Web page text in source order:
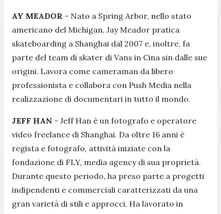
AY MEADOR - Nato a Spring Arbor, nello stato
americano del Michigan, Jay Meador pratica
skateboarding a Shanghai dal 2007 e, inoltre, fa
parte del team di skater di Vans in Cina sin dalle sue
origini. Lavora come cameraman da libero
professionista e collabora con Push Media nella
realizzazione di documentari in tutto il mondo.
JEFF HAN - Jeff Han è un fotografo e operatore
video freelance di Shanghai. Da oltre 16 anni è
regista e fotografo, attività iniziate con la
fondazione di FLY, media agency di sua proprietà.
Durante questo periodo, ha preso parte a progetti
indipendenti e commerciali caratterizzati da una
gran varietà di stili e approcci. Ha lavorato in